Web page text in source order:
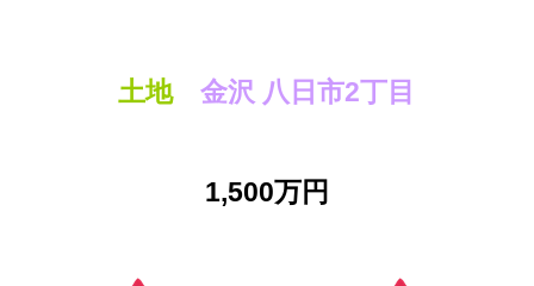
土地金沢 八日市2丁目
1,500万円